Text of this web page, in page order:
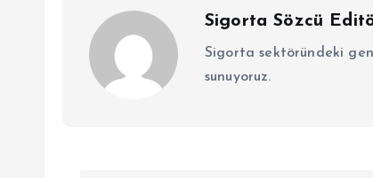
Sigorta Sözcü
Sigorta sektöründeki
sunuyoruz.